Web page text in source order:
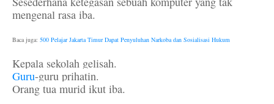
mengenal rasa iba.
Baca juga: 500 Pelajar Jakarta Timur Dapat Penyuluhan Narkoba dan Sosialisasi Hukum
Kepala sekolah gelisah.
Guru-guru prihatin.
Orang tua murid ikut iba.